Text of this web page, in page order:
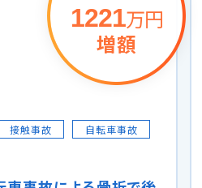
接触事故
自転車事故
1221万円
増額